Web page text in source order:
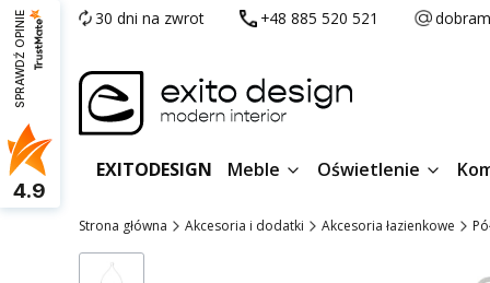
30 dni na zwrot +48 885 520 521
EXITODESIGN Meble Oświetlenie
Strona główna Akcesoria i dodatki Akcesoria łazienkowe
SPRAWDŹ OPINIE
4.9